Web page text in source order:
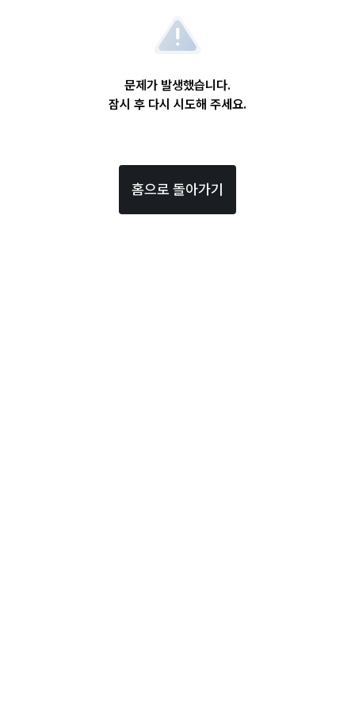
문제가 발생했습니다.
잠시 후 다시 시도해 주세요.
홈으로 돌아가기